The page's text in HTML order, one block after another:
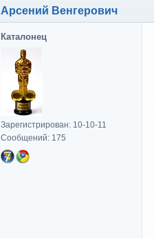
Арсений Венгерович
Каталонец
Зарегистрирован: 10-10-11
Сообщений: 175